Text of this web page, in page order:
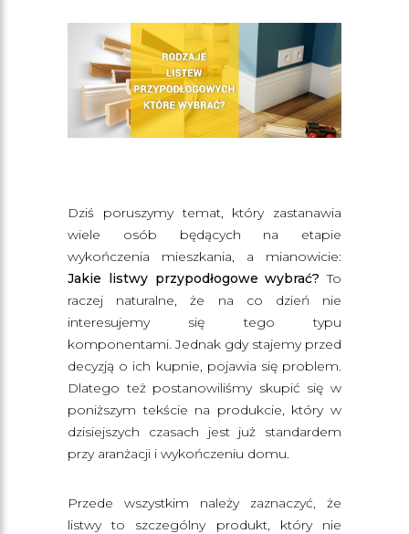
Dziś poruszymy temat, który zastanawia
wiele osób będących na etapie
wykończenia mieszkania, a mianowicie:
Jakie listwy przypodłogowe wybrać?To
raczej naturalne, że na co dzień nie
interesujemy się tego typu
komponentami. Jednak gdy stajemy przed
decyzją o ich kupnie, pojawia się problem.
Dlatego też postanowiliśmy skupić się w
poniższym tekście na produkcie, który w
dzisiejszych czasach jest już standardem
przy aranżacji i wykończeniu domu.
Przede wszystkim należy zaznaczyć, że
listwy to szczególny produkt, który nie